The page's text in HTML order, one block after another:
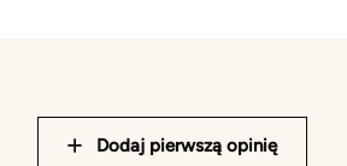
Dodaj pierwszą opinię